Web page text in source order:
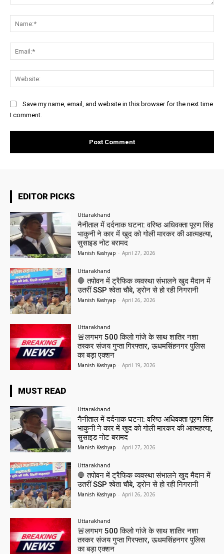
Save my name, email, and website in this browser for the next time
I comment.
EDITOR PICKS
Uttarakhand
नैनीताल में दर्दनाक घटना: वरिष्ठ अधिवक्ता पूरण सिंह
भाकुनी ने कार में खुद को गोली मारकर की आत्महत्या,
सुसाइड नोट बरामद
Manish Kashyap - April 27, 2026
Uttarakhand
🛑 तपोवन में ट्रैफिक व्यवस्था संभालने खुद मैदान में
उतरीं SSP श्वेता चौबे, ड्रोन से हो रही निगरानी
Manish Kashyap - April 26, 2026
Uttarakhand
🚨लगभग 500 किलो गांजे के साथ शातिर नशा
तस्कर संजय गुप्ता गिरफ्तार, ऊधमसिंहनगर पुलिस
का बड़ा एक्शन
Manish Kashyap - April 19, 2026
MUST READ
Uttarakhand
नैनीताल में दर्दनाक घटना: वरिष्ठ अधिवक्ता पूरण सिंह
भाकुनी ने कार में खुद को गोली मारकर की आत्महत्या,
सुसाइड नोट बरामद
Manish Kashyap - April 27, 2026
Uttarakhand
🛑 तपोवन में ट्रैफिक व्यवस्था संभालने खुद मैदान में
उतरीं SSP श्वेता चौबे, ड्रोन से हो रही निगरानी
Manish Kashyap - April 26, 2026
Uttarakhand
🚨लगभग 500 किलो गांजे के साथ शातिर नशा
तस्कर संजय गुप्ता गिरफ्तार, ऊधमसिंहनगर पुलिस
का बड़ा एक्शन